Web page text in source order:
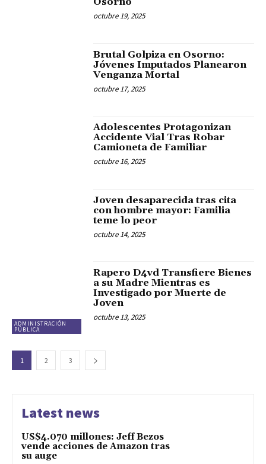
octubre 19, 2025
Brutal Golpiza en Osorno:
Jóvenes Imputados Planearon
Venganza Mortal
octubre 17, 2025
Adolescentes Protagonizan
Accidente Vial Tras Robar
Camioneta de Familiar
octubre 16, 2025
Joven desaparecida tras cita
con hombre mayor: Familia
teme lo peor
octubre 14, 2025
ADMINISTRACIÓN
PÚBLICA
Rapero D4vd Transfiere Bienes
a su Madre Mientras es
Investigado por Muerte de
Joven
octubre 13, 2025
1 2 3
Latest news
US$4.070 millones: Jeff Bezos
vende acciones de Amazon tras
su auge